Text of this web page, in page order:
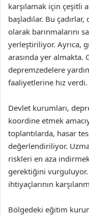
karşılamak için çeşitli
başladılar. Bu
olarak barınmalarını
yerleştiriliyor. Ayrıca,
arasında yer almakta.
depremzedelere
faaliyetlerine hız verdi.
Devlet kurumları,
koordine etmek
toplantılarda, hasar
değerlendiriliyor.
riskleri en aza
gerektiğini
ihtiyaçlarının
Bölgedeki eğitim